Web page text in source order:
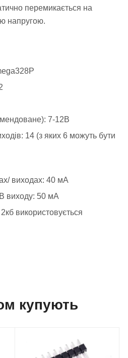
перемикається на
напругою.
7-12В
14 (з яких 6 можуть бути
виходах: 40 мА
виходу: 50 мА
використовується
купують